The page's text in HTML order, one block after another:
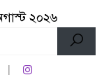
২০২৬